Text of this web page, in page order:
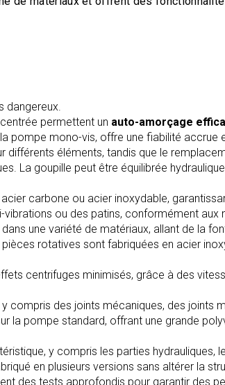
dangereux.
permettent un auto-amorçage
pompe mono-vis, offre une fiabilité accrue
éléments, tandis que le
La goupille peut être équilibrée
carbone ou acier inoxydable,
ou des patins, conformément aux
une variété de matériaux, allant de la
rotatives sont fabriquées en acier
centrifuges minimisés, grâce à des
compris des joints mécaniques, des joints
la pompe standard, offrant une grande
y compris les parties hydrauliques,
en plusieurs versions sans altérer la
des tests approfondis pour garantir des